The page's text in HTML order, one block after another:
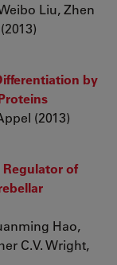
Liu, Zhen
by
(2013)
Regulator of
Hao,
C.V. Wright,